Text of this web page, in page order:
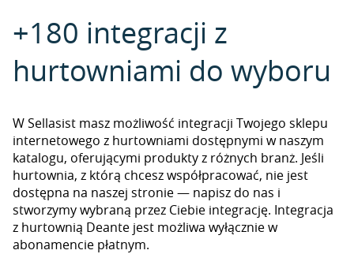
+180 integracji z
hurtowniami do wyboru
W Sellasist masz możliwość integracji Twojego sklepu
internetowego z hurtowniami dostępnymi w naszym
katalogu, oferującymi produkty z różnych branż. Jeśli
hurtownia, z którą chcesz współpracować, nie jest
dostępna na naszej stronie — napisz do nas i
stworzymy wybraną przez Ciebie integrację. Integracja
z hurtownią Deante jest możliwa wyłącznie w
abonamencie płatnym.